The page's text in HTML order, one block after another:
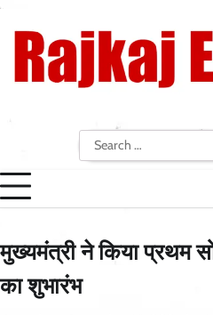
Skip
content
Search
for:
मुख्यमंत्री ने किया प्रथम
का शुभारंभ